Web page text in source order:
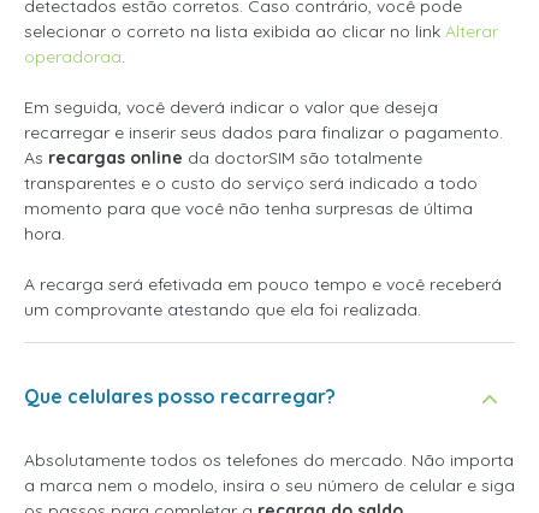
detectados estão corretos. Caso contrário, você pode
selecionar o correto na lista exibida ao clicar no link Alterar
operadoraa.
Em seguida, você deverá indicar o valor que deseja
recarregar e inserir seus dados para finalizar o pagamento.
As recargas online da doctorSIM são totalmente
transparentes e o custo do serviço será indicado a todo
momento para que você não tenha surpresas de última
hora.
A recarga será efetivada em pouco tempo e você receberá
um comprovante atestando que ela foi realizada.
Que celulares posso recarregar?
Absolutamente todos os telefones do mercado. Não importa
a marca nem o modelo, insira o seu número de celular e siga